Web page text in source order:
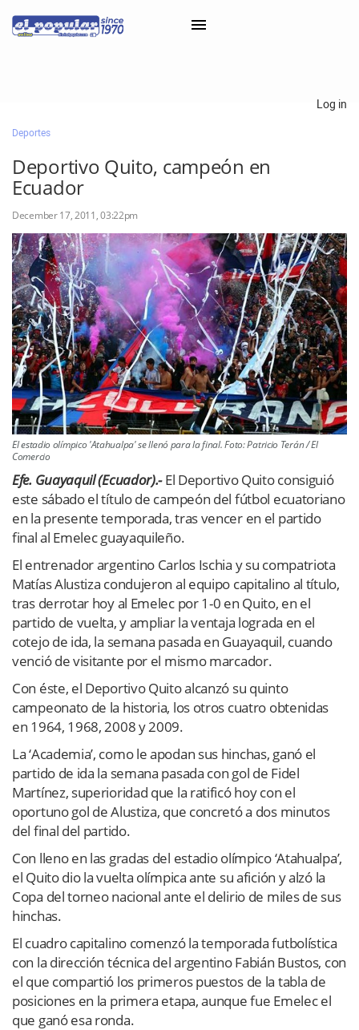
Classifieds
Categorías
×
Log in
Deportes
Deportivo Quito, campeón en
Ecuador
December 17, 2011, 03:22pm
El estadio olímpico 'Atahualpa' se llenó para la final. Foto: Patricio Terán / El
Comercio
Efe. Guayaquil (Ecuador).-El Deportivo Quito consiguió
este sábado el título de campeón del fútbol ecuatoriano
en la presente temporada, tras vencer en el partido
final al Emelec guayaquileño.
El entrenador argentino Carlos Ischia y su compatriota
Matías Alustiza condujeron al equipo capitalino al título,
tras derrotar hoy al Emelec por 1-0 en Quito, en el
partido de vuelta, y ampliar la ventaja lograda en el
cotejo de ida, la semana pasada en Guayaquil, cuando
venció de visitante por el mismo marcador.
Con éste, el Deportivo Quito alcanzó su quinto
campeonato de la historia, los otros cuatro obtenidas
en 1964, 1968, 2008 y 2009.
La ‘Academia’, como le apodan sus hinchas, ganó el
partido de ida la semana pasada con gol de Fidel
Martínez, superioridad que la ratificó hoy con el
oportuno gol de Alustiza, que concretó a dos minutos
del final del partido.
Con lleno en las gradas del estadio olímpico ‘Atahualpa’,
el Quito dio la vuelta olímpica ante su afición y alzó la
Copa del torneo nacional ante el delirio de miles de sus
hinchas.
El cuadro capitalino comenzó la temporada futbolística
con la dirección técnica del argentino Fabián Bustos, con
el que compartió los primeros puestos de la tabla de
posiciones en la primera etapa, aunque fue Emelec el
que ganó esa ronda.